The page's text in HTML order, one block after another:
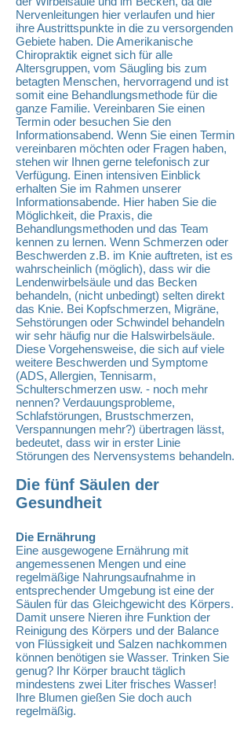
Nervenleitungen hier verlaufen und hier
ihre Austrittspunkte in die zu versorgenden
Gebiete haben. Die Amerikanische
Chiropraktik eignet sich für alle
Altersgruppen, vom Säugling bis zum
betagten Menschen, hervorragend und ist
somit eine Behandlungsmethode für die
ganze Familie. Vereinbaren Sie einen
Termin oder besuchen Sie den
Informationsabend. Wenn Sie einen Termin
vereinbaren möchten oder Fragen haben,
stehen wir Ihnen gerne telefonisch zur
Verfügung. Einen intensiven Einblick
erhalten Sie im Rahmen unserer
Informationsabende. Hier haben Sie die
Möglichkeit, die Praxis, die
Behandlungsmethoden und das Team
kennen zu lernen. Wenn Schmerzen oder
Beschwerden z.B. im Knie auftreten, ist es
wahrscheinlich (möglich), dass wir die
Lendenwirbelsäule und das Becken
behandeln, (nicht unbedingt) selten direkt
das Knie. Bei Kopfschmerzen, Migräne,
Sehstörungen oder Schwindel behandeln
wir sehr häufig nur die Halswirbelsäule.
Diese Vorgehensweise, die sich auf viele
weitere Beschwerden und Symptome
(ADS, Allergien, Tennisarm,
Schulterschmerzen usw. - noch mehr
nennen? Verdauungsprobleme,
Schlafstörungen, Brustschmerzen,
Verspannungen mehr?) übertragen lässt,
bedeutet, dass wir in erster Linie
Störungen des Nervensystems behandeln.
Die fünf Säulen der
Gesundheit
Die Ernährung
Eine ausgewogene Ernährung mit
angemessenen Mengen und eine
regelmäßige Nahrungsaufnahme in
entsprechender Umgebung ist eine der
Säulen für das Gleichgewicht des Körpers.
Damit unsere Nieren ihre Funktion der
Reinigung des Körpers und der Balance
von Flüssigkeit und Salzen nachkommen
können benötigen sie Wasser. Trinken Sie
genug? Ihr Körper braucht täglich
mindestens zwei Liter frisches Wasser!
Ihre Blumen gießen Sie doch auch
regelmäßig.